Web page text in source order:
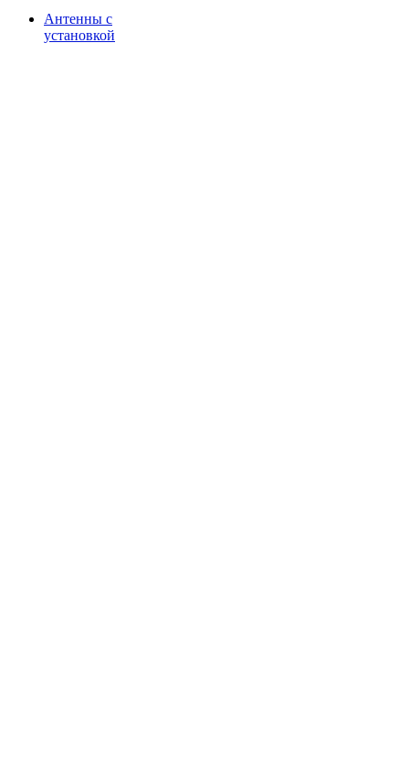
Антенны с
установкой